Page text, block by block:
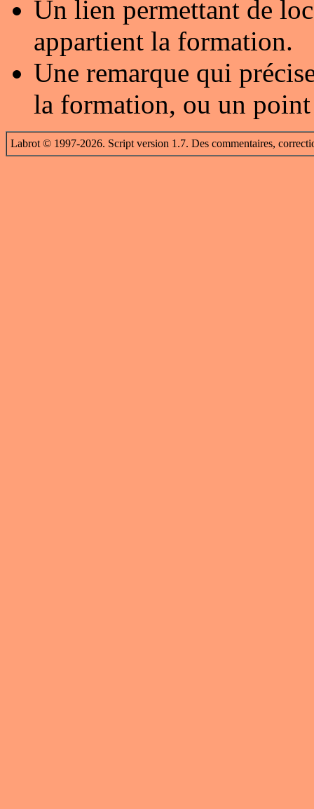
Un lien permettant de
appartient la formation.
Une remarque qui
la formation, ou un
Labrot © 1997-2026. Script version 1.7. Des commentaires,